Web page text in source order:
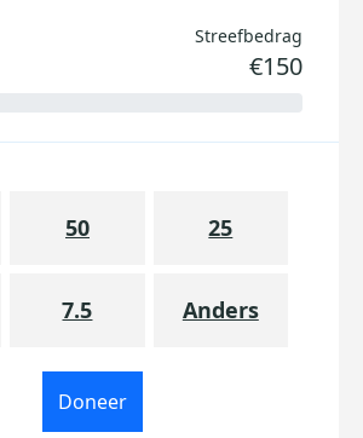
Streefbedrag
€150
50 25
7.5 Anders
Doneer